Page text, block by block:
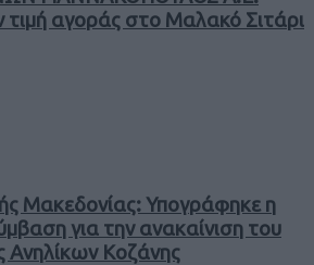
τιμή αγοράς στο Μαλακό Σιτάρι
Μακεδονίας: Υπογράφηκε η
για την ανακαίνιση του
Ανηλίκων Κοζάνης